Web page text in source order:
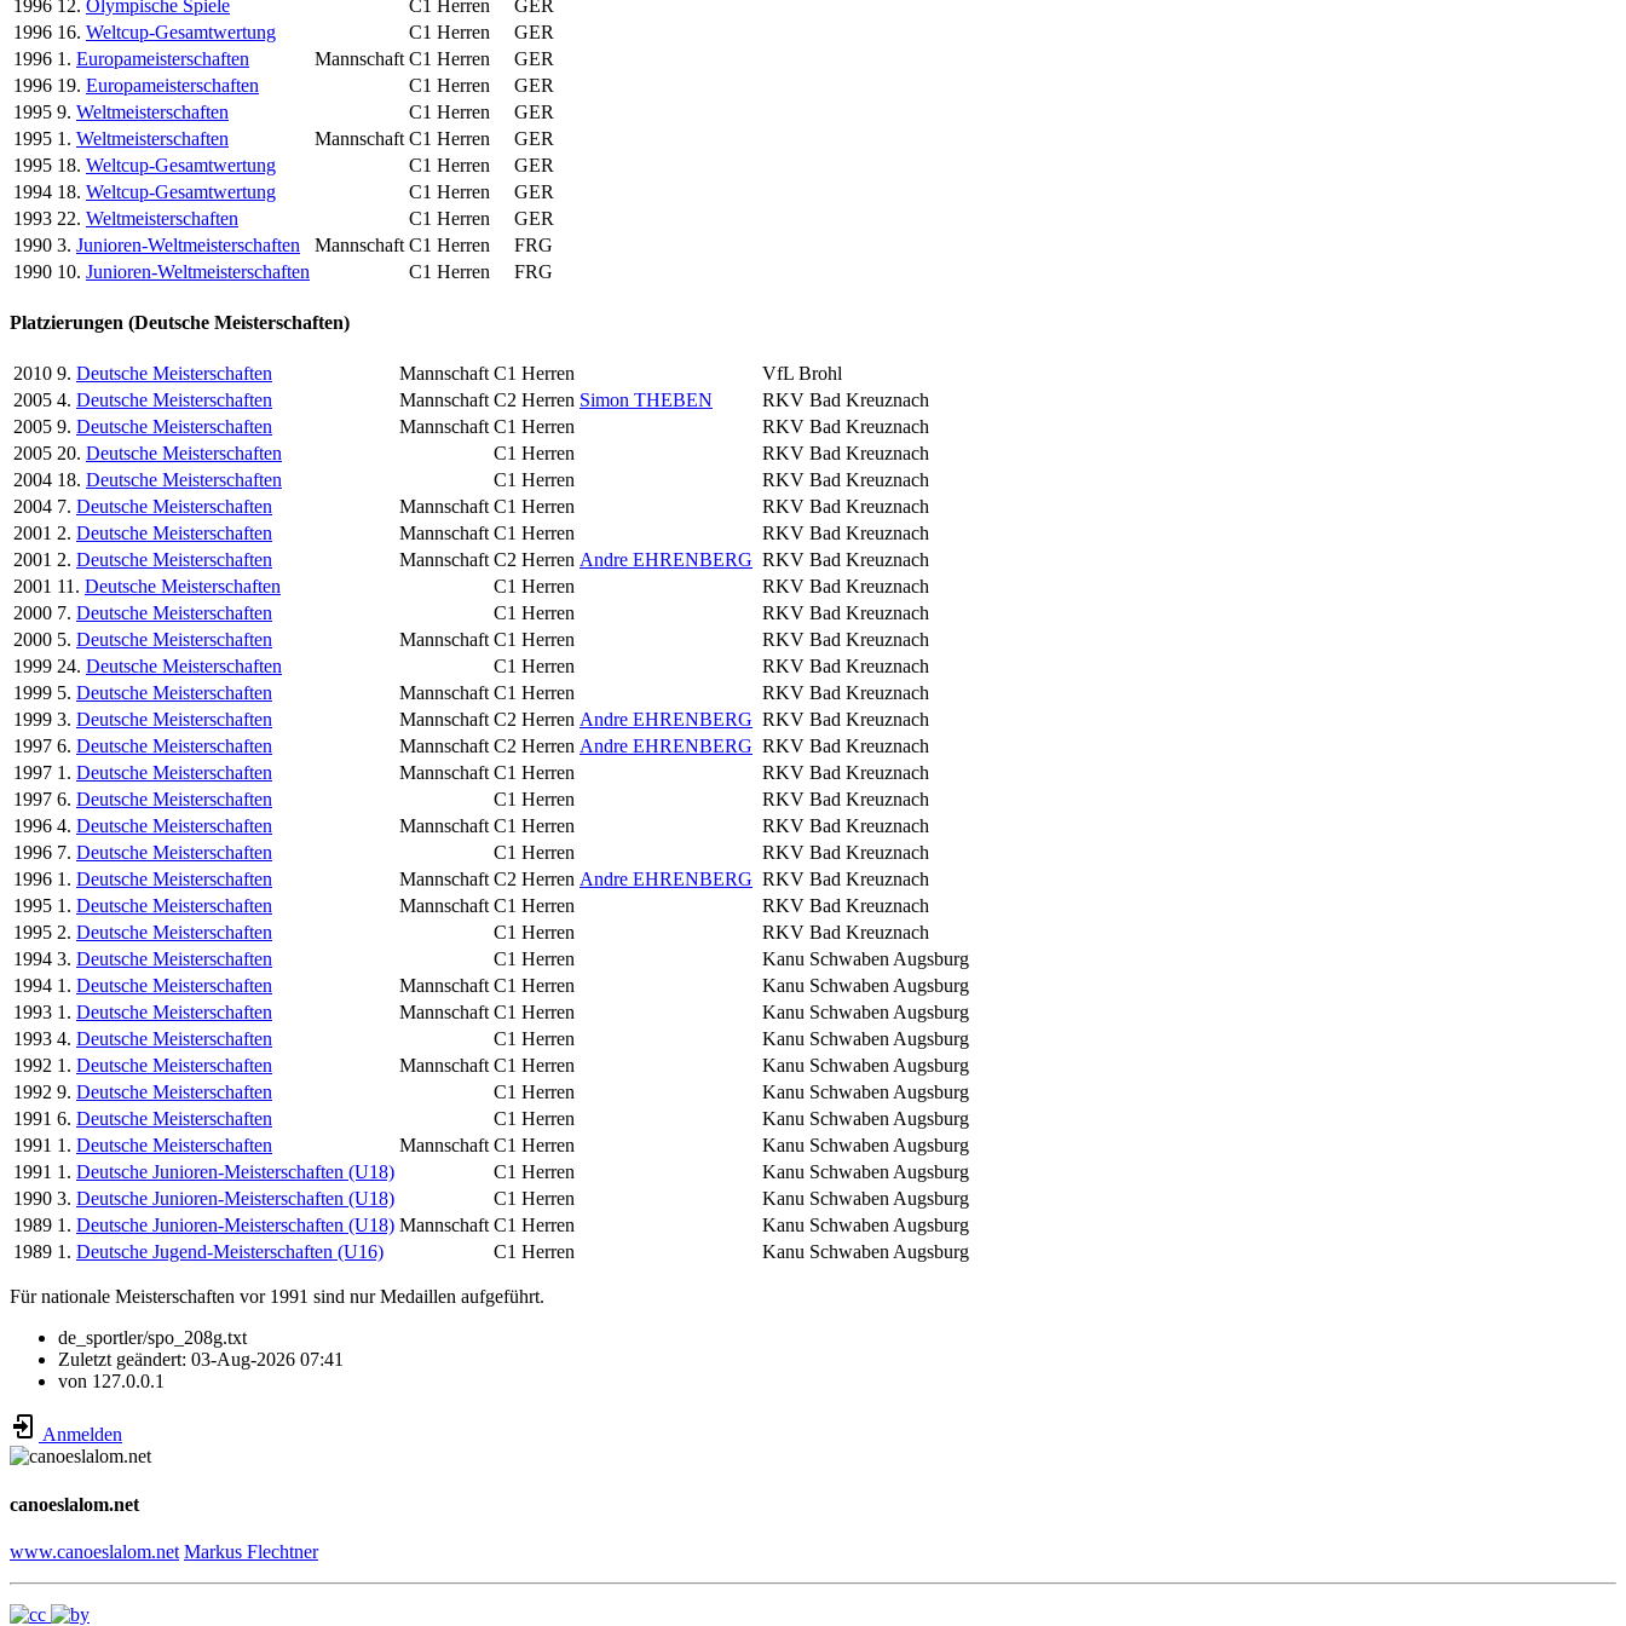
1996 12. Olympische Spiele C1 Herren
GER
1996 16. Weltcup-Gesamtwertung C1 Herren
GER
1996 1. Europameisterschaften Mannschaft C1 Herren
GER
1996 19. Europameisterschaften C1 Herren
GER
1995 9. Weltmeisterschaften C1 Herren
GER
1995 1. Weltmeisterschaften Mannschaft C1 Herren
GER
1995 18. Weltcup-Gesamtwertung C1 Herren
GER
1994 18. Weltcup-Gesamtwertung C1 Herren
GER
1993 22. Weltmeisterschaften C1 Herren
GER
1990 3. Junioren-Weltmeisterschaften Mannschaft C1 Herren
FRG
1990 10. Junioren-Weltmeisterschaften C1 Herren FRG
Platzierungen (Deutsche Meisterschaften)
2010 9. Deutsche Meisterschaften Mannschaft C1 Herren
VfL Brohl
2005 4. Deutsche Meisterschaften Mannschaft C2 Herren Simon THEBEN
RKV Bad Kreuznach
2005 9. Deutsche Meisterschaften Mannschaft C1 Herren
RKV Bad Kreuznach
2005 20. Deutsche Meisterschaften C1 Herren
RKV Bad Kreuznach
2004 18. Deutsche Meisterschaften C1 Herren
RKV Bad Kreuznach
2004 7. Deutsche Meisterschaften Mannschaft C1 Herren
RKV Bad Kreuznach
2001 2. Deutsche Meisterschaften Mannschaft C1 Herren
RKV Bad Kreuznach
2001 2. Deutsche Meisterschaften Mannschaft C2 Herren Andre EHRENBERG RKV Bad Kreuznach
2001 11. Deutsche Meisterschaften C1 Herren
RKV Bad Kreuznach
2000 7. Deutsche Meisterschaften C1 Herren
RKV Bad Kreuznach
2000 5. Deutsche Meisterschaften Mannschaft C1 Herren
RKV Bad Kreuznach
1999 24. Deutsche Meisterschaften C1 Herren
RKV Bad Kreuznach
1999 5. Deutsche Meisterschaften Mannschaft C1 Herren
RKV Bad Kreuznach
1999 3. Deutsche Meisterschaften Mannschaft C2 Herren Andre EHRENBERG RKV Bad Kreuznach
1997 6. Deutsche Meisterschaften Mannschaft C2 Herren Andre EHRENBERG RKV Bad Kreuznach
1997 1. Deutsche Meisterschaften Mannschaft C1 Herren
RKV Bad Kreuznach
1997 6. Deutsche Meisterschaften C1 Herren
RKV Bad Kreuznach
1996 4. Deutsche Meisterschaften Mannschaft C1 Herren
RKV Bad Kreuznach
1996 7. Deutsche Meisterschaften C1 Herren
RKV Bad Kreuznach
1996 1. Deutsche Meisterschaften Mannschaft C2 Herren Andre EHRENBERG RKV Bad Kreuznach
1995 1. Deutsche Meisterschaften Mannschaft C1 Herren
RKV Bad Kreuznach
1995 2. Deutsche Meisterschaften C1 Herren
RKV Bad Kreuznach
1994 3. Deutsche Meisterschaften C1 Herren
Kanu Schwaben Augsburg
1994 1. Deutsche Meisterschaften Mannschaft C1 Herren
Kanu Schwaben Augsburg
1993 1. Deutsche Meisterschaften Mannschaft C1 Herren
Kanu Schwaben Augsburg
1993 4. Deutsche Meisterschaften C1 Herren
Kanu Schwaben Augsburg
1992 1. Deutsche Meisterschaften Mannschaft C1 Herren
Kanu Schwaben Augsburg
1992 9. Deutsche Meisterschaften C1 Herren
Kanu Schwaben Augsburg
1991 6. Deutsche Meisterschaften C1 Herren
Kanu Schwaben Augsburg
1991 1. Deutsche Meisterschaften Mannschaft C1 Herren
Kanu Schwaben Augsburg
1991 1. Deutsche Junioren-Meisterschaften (U18) C1 Herren
Kanu Schwaben Augsburg
1990 3. Deutsche Junioren-Meisterschaften (U18) C1 Herren
Kanu Schwaben Augsburg
1989 1. Deutsche Junioren-Meisterschaften (U18) Mannschaft C1 Herren
Kanu Schwaben Augsburg
1989 1. Deutsche Jugend-Meisterschaften (U16) C1 Herren Kanu Schwaben Augsburg
Für nationale Meisterschaften vor 1991 sind nur Medaillen aufgeführt.
de_sportler/spo_208g.txt
Zuletzt geändert: 03-Aug-2026 07:41
von 127.0.0.1
Anmelden
canoeslalom.net
www.canoeslalom.net Markus Flechtner